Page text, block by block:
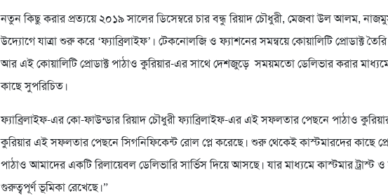
নতুন কিছু করার প্রত্যয়ে ২০১৯ সালের ডিসেম্বরে চার বন্ধু রিয়াদ চৌধুরী, মেজবা উল আলম,
উদ্যোগে যাত্রা শুরু করে ‘ফ্যাব্রিলাইফ’। টেকনোলজি ও ফ্যাশনের সমন্বয়ে কোয়ালিটি প্রোডাক্ট
আর এই কোয়ালিটি প্রোডাক্ট পাঠাও কুরিয়ার-এর সাথে দেশজুড়ে সময়মতো ডেলিভার করার
কাছে সুপরিচিত।
ফ্যাব্রিলাইফ-এর কো-ফাউন্ডার রিয়াদ চৌধুরী ফ্যাব্রিলাইফ-এর এই সফলতার পেছনে পাঠাও
কুরিয়ার এই সফলতার পেছনে সিগনিফিকেন্ট রোল প্লে করেছে। শুরু থেকেই কাস্টমারদের কাছে
পাঠাও আমাদের একটি রিলায়েবল ডেলিভারি সার্ভিস দিয়ে আসছে। যার মাধ্যমে কাস্টমার
গুরুত্বপূর্ণ ভূমিকা রেখেছে।”